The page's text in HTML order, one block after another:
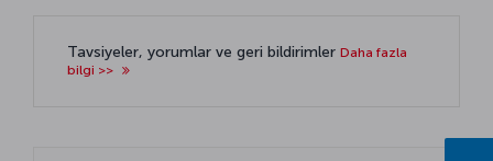
Tavsiyeler, yorumlar ve geri bildirimler Daha fazla
bilgi >>